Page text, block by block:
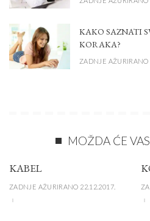
KAKO SAZNATI
KORAKA?
ZADNJE AŽURIRANO
MOŽDA ĆE
KABEL
ZADNJE AŽURIRANO 22.12.2017.